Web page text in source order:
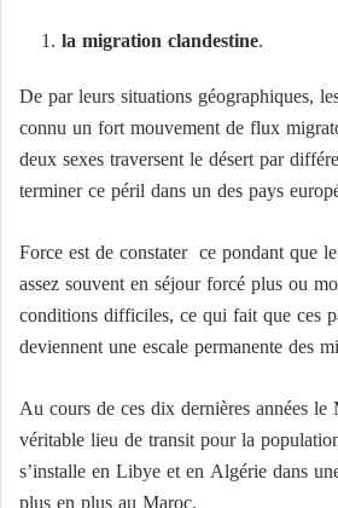
la migration clandestine.
De par leurs situations géographiques,
connu un fort mouvement de flux
deux sexes traversent le désert par
terminer ce péril dans un des pays
Force est de constater ce pondant que
assez souvent en séjour forcé plus ou
conditions difficiles, ce qui fait que ces
deviennent une escale permanente des
Au cours de ces dix dernières années
véritable lieu de transit pour la
s’installe en Libye et en Algérie dans